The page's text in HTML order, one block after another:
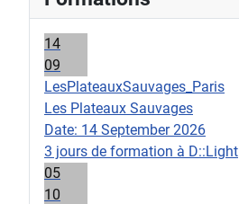
14
09
LesPlateauxSauvages_Paris
Les Plateaux Sauvages
Date: 14 September 2026
3 jours de formation à D::Light
05
10